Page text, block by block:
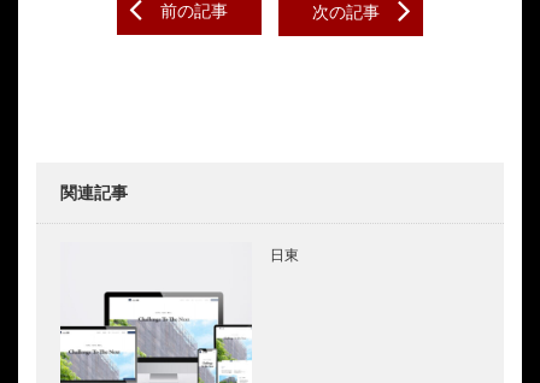
navigation
前の記事 次の記事
関連記事
日東